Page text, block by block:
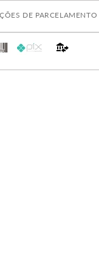
DE PARCELAMENTO